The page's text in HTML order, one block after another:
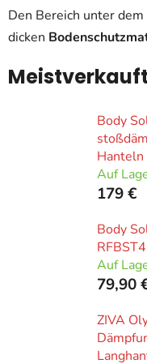
Den Bereich unter
dicken
Meistverkauft
Body
Hanteln
Auf
179 €
Body
Auf
79,90
ZIVA